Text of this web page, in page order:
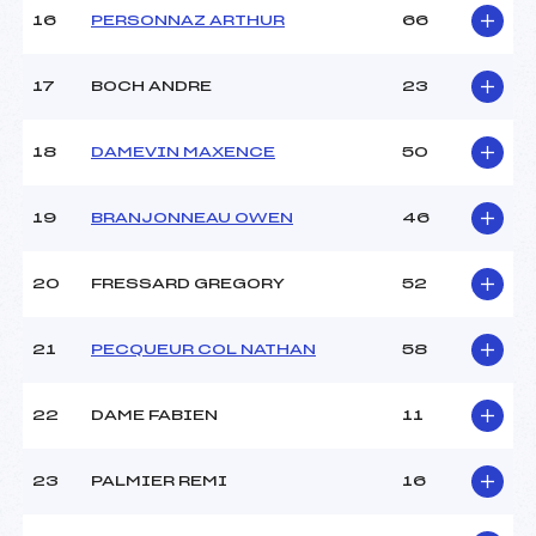
4
6
Pou
16 PERSONNAZ ARTHUR 66
17 BOCH ANDRE 23
18 DAMEVIN MAXENCE 50
19 BRANJONNEAU OWEN 46
20 FRESSARD GREGORY 52
21 PECQUEUR COL NATHAN 58
22 DAME FABIEN 11
23 PALMIER REMI 16